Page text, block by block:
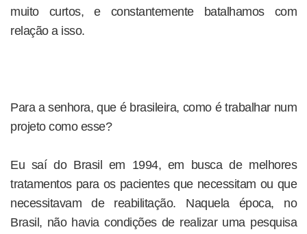
muito curtos, e constantemente batalhamos com
relação a isso.
Para a senhora, que é brasileira, como é trabalhar num
projeto como esse?
Eu saí do Brasil em 1994, em busca de melhores
tratamentos para os pacientes que necessitam ou que
necessitavam de reabilitação. Naquela época, no
Brasil, não havia condições de realizar uma pesquisa